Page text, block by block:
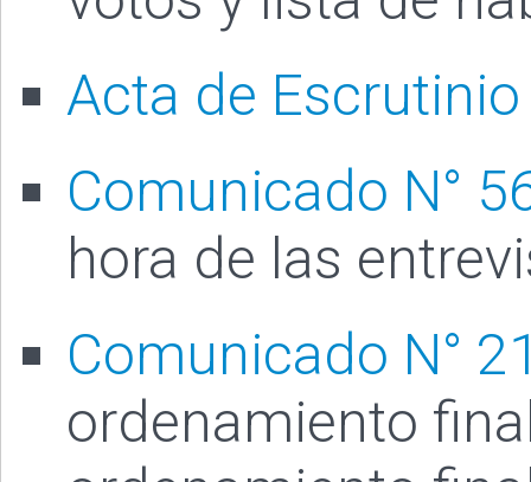
Acta de Escrutinio
Comunicado N°
hora de las
Comunicado N°
ordenamiento